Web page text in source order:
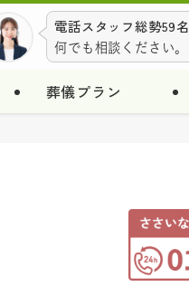
葬儀プラン
電話スタッフ総勢59名
何でも相談ください。